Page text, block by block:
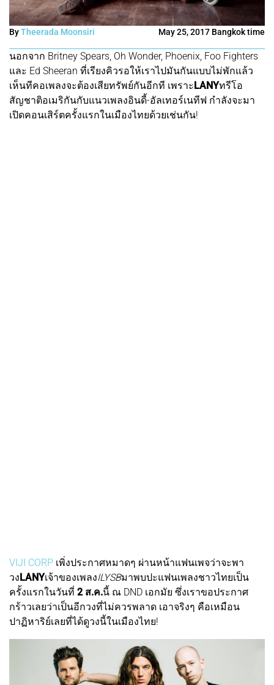
ByTheerada Moonsiri May 25, 2017 Bangkok time
นอกจาก Britney Spears, Oh Wonder, Phoenix, Foo Fighters
และ Ed Sheeran ที่เรียงคิวรอให้เราไปมันกันแบบไม่พักแล้ว
เห็นทีคอเพลงจะต้องเสียทรัพย์กันอีกที เพราะLANYทรีโอ
สัญชาติอเมริกันกับแนวเพลงอินดี้-อัลเทอร์เนทีฟ กำลังจะมา
เปิดคอนเสิร์ตครั้งแรกในเมืองไทยด้วยเช่นกัน!
VIJI CORP เพิ่งประกาศหมาดๆ ผ่านหน้าแฟนเพจว่าจะพา
วงLANYเจ้าของเพลงILYSBมาพบปะแฟนเพลงชาวไทยเป็น
ครั้งแรกในวันที่ 2 ส.ค.นี้ ณ DND เอกมัย ซึ่งเราขอประกาศ
กร้าวเลยว่าเป็นอีกวงที่ไม่ควรพลาด เอาจริงๆ คือเหมือน
ปาฏิหาริย์เลยที่ได้ดูวงนี้ในเมืองไทย!